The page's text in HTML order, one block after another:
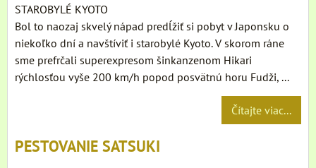
STAROBYLÉ KYOTO
Bol to naozaj skvelý nápad predĺžiť si pobyt v Japonsku o
niekoľko dní a navštíviť i starobylé Kyoto. V skorom ráne
sme prefrčali superexpresom šinkanzenom Hikari
rýchlosťou vyše 200 km/h popod posvätnú horu Fudži, ...
Čítajte viac...
PESTOVANIE SATSUKI